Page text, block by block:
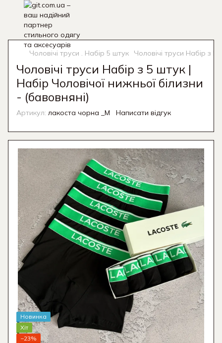
Чоловічі труси . Набір 5 штук Чоловічі труси Набір з 5
Чоловічі труси Набір з 5 штук |
Набір Чоловічої нижньої білизни
- (бавовняні)
Артикул: лакоста чорна _M Написати відгук
Новинка
Хіт
−23%